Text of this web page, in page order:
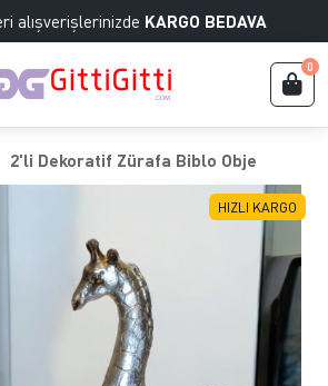
alışverişlerinizde KARGO BEDAVA
0
2'li Dekoratif Zürafa Biblo Obje
HIZLI KARGO